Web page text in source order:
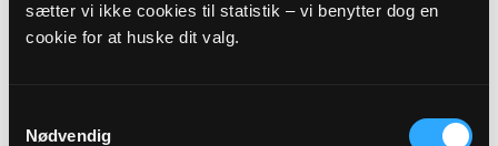
sætter vi ikke cookies til statistik – vi benytter dog en
cookie for at huske dit valg.
Nødvendig
Arrangementer